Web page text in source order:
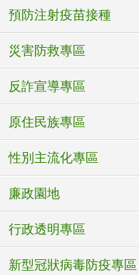
預防注射疫苗接種
災害防救專區
反詐宣導專區
原住民族專區
性別主流化專區
廉政園地
行政透明專區
新型冠狀病毒防疫專區